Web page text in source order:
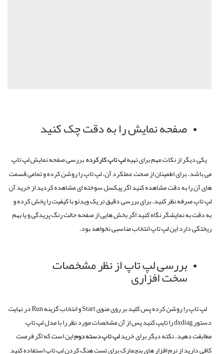
صفحه نمایش را به دقت چک کنید
یکی دیگر از نکات مهم برای تهیهلپتاپکارکردهبررسی صفحه نمایش لپ تاپ
می باشد.برای اطمینان از صحت عملکرد آن، لپ تاپ را روشن کرده و تمامی قسمت
های آن را به دقت مشاهده کنید اگر پیکسل سوخته ای مشاهده کردید از خرید آن
لپ تاپ صرفه نظر کنید.برای بررسی دقیق تر یک ویدئو با کیفیت را پخش کرده و
به دقت به نمایشگر نگاه کنید اگر بخش هایی از صفحه حالت رنگ پریدگی و یا بهم
ریختگی دارد این لپ تاپ انتخاب مناسبی نخواهد بود.
بررسی لپ تاپ از نظر مشخصات
سخت افزاری
لپ تاپ را روشن کرده پس کلید بر روی منویStartو انتخاب گزینهRunدر نهایت
دستورdxdiagرا تایپ کنید پس از آن مشخصات مورد نظر را با مدل لپ تاپ
مطابقت دهید.نکته دیگر برای خریدلپتاپدستهدوماین است کهاگر فرصت
کافی دارید از نرم افزار های بنچمارک برای تست هنگ کردن لپ تاپ استفاده کنید